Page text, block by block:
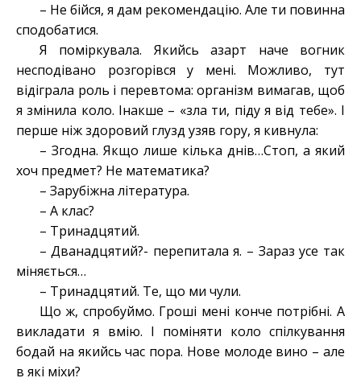
– Не бійся, я дам рекомендацію. Але ти повинна
сподобатися.
Я поміркувала. Якийсь азарт наче вогник
несподівано розгорівся у мені. Можливо, тут
відіграла роль і перевтома: організм вимагав, щоб
я змінила коло. Інакше – «зла ти, піду я від тебе». І
перше ніж здоровий глузд узяв гору, я кивнула:
– Згодна. Якщо лише кілька днів…Стоп, а який
хоч предмет? Не математика?
– Зарубіжна література.
– А клас?
– Тринадцятий.
– Дванадцятий?- перепитала я. – Зараз усе так
міняється…
– Тринадцятий. Те, що ми чули.
Що ж, спробуймо. Гроші мені конче потрібні. А
викладати я вмію. І поміняти коло спілкування
бодай на якийсь час пора. Нове молоде вино – але
в які міхи?